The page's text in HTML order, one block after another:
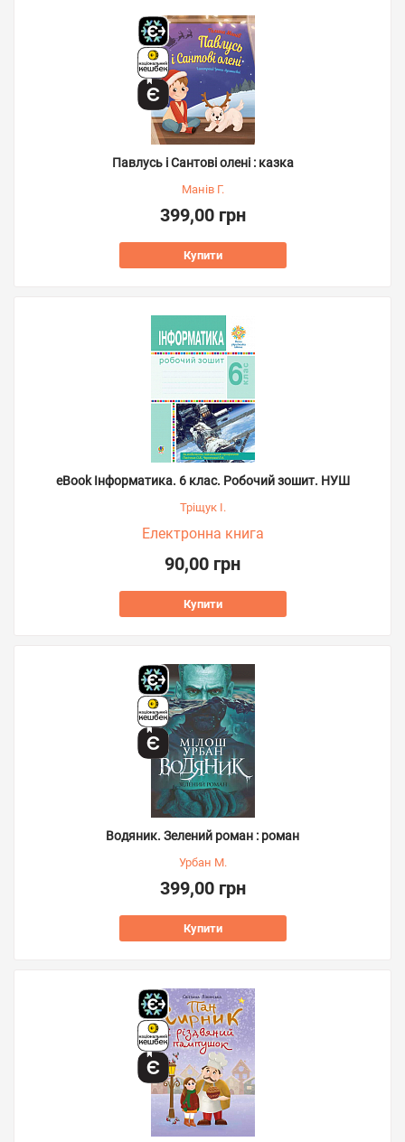
Павлусь і Сантові олені : казка
Манів Г.
399,00 грн
Купити
eBook Інформатика. 6 клас. Робочий зошит. НУШ
Тріщук І.
Електронна книга
90,00 грн
Купити
Водяник. Зелений роман : роман
Урбан М.
399,00 грн
Купити